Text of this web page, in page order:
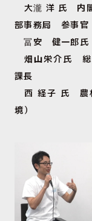
大瀧 洋 氏 内閣
部事務局 参事官
冨安 健一郎氏
畑山栄介氏 総
課長
西 経子 氏 農
境）